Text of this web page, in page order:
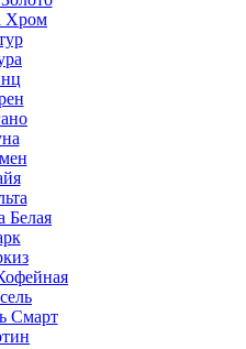
Хром
Белая
Смарт